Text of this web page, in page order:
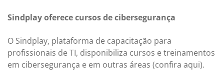
Sindplay oferece cursos de cibersegurança
O Sindplay, plataforma de capacitação para
profissionais de TI, disponibiliza cursos e treinamentos
em cibersegurança e em outras áreas (confira aqui).